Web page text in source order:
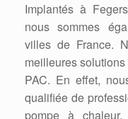
Implantés à
nous sommes
villes de France.
meilleures
PAC. En effet,
qualifiée de
pompe à chaleur.